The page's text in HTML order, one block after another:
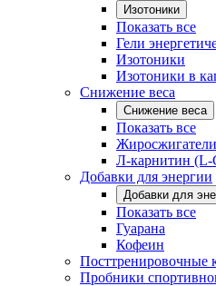
Изотоники
Показать все
Гели
Изотоники
Изотоники в
Снижение веса
Снижение веса
Показать все
Жиросжигатели
Л-карнитин (L-
Добавки для энергии
Добавки для
Показать все
Гуарана
Кофеин
Посттренировочные
Пробники